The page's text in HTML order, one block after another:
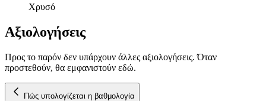
Χρυσό
Αξιολογήσεις
Προς το παρόν δεν υπάρχουν άλλες αξιολογήσεις. Όταν
προστεθούν, θα εμφανιστούν εδώ.
Πώς υπολογίζεται η βαθμολογία